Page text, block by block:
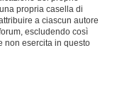
propria casella di
a ciascun autore
escludendo così
non esercita in questo